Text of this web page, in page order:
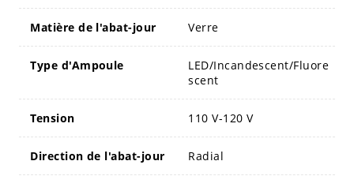
Matière de l'abat-jour Verre
Type d'Ampoule
LED/Incandescent/Fluore
scent
Tension 110 V-120 V
Direction de l'abat-jour Radial